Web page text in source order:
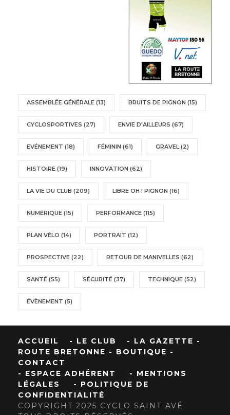
ASSEMBLÉE GÉNÉRALE (13) BRUITS DE PIGNON (15)
CYCLOSPORTIVES (27) ENVIE D'AILLEURS (67)
EVÉNEMENT (18) FÉMININ (61) GRAVEL (2)
HISTOIRE (19) INNOVATION (62)
LA VIE DU CLUB (209) LIBRE OH ! PIGNON (16)
NUMÉRIQUE (15) PERFORMANCE (115)
PLAN VÉLO (14) PORTRAIT (12)
PROSPECTIVE (22) RETOUR DE MANIVELLES (62)
SANTÉ (55) SÉCURITÉ (37) TECHNIQUE (52)
ÉVÈNEMENT (5)
ACCUEIL - LE CLUB - LA GAZETTE -
ROUTE BRETONNE - BOUTIQUE -
CONTACT
- ESPACE ADHÉRENT
- MENTIONS
LÉGALES
- POLITIQUE DE
CONFIDENTIALITÉ
COPYRIGHT 2025 CYCLO SAINT-AVÉ